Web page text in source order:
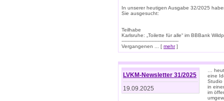
In unserer heutigen Ausgabe 32/2025
Sie ausgesucht:
Teilhabe
Karlsruhe: „Toilette für alle“ im BBBank
--------------------------------------
Vergangenen ... [ mehr]
LVKM-Newsletter 31/2025
19.09.2025
…
eine
Studio
in
im